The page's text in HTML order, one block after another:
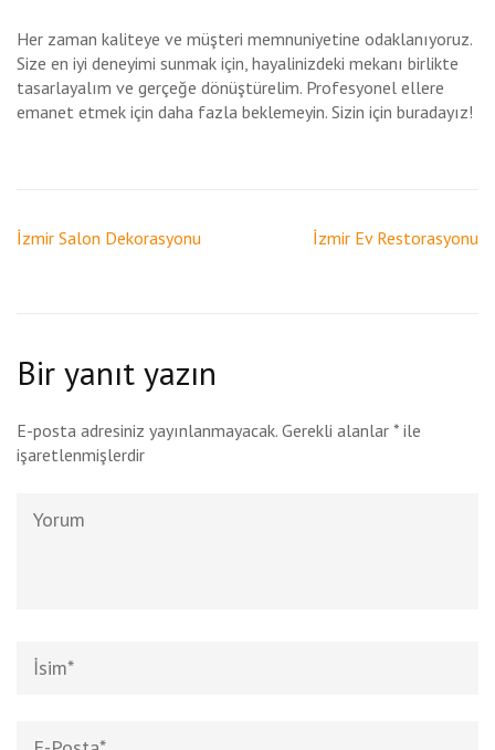
Her zaman kaliteye ve müşteri memnuniyetine odaklanıyoruz.
Size en iyi deneyimi sunmak için, hayalinizdeki mekanı birlikte
tasarlayalım ve gerçeğe dönüştürelim. Profesyonel ellere
emanet etmek için daha fazla beklemeyin. Sizin için buradayız!
Yazı
İzmir Salon Dekorasyonu İzmir Ev Restorasyonu
Bir yanıt yazın
E-posta adresiniz yayınlanmayacak. Gerekli alanlar * ile
işaretlenmişlerdir
*